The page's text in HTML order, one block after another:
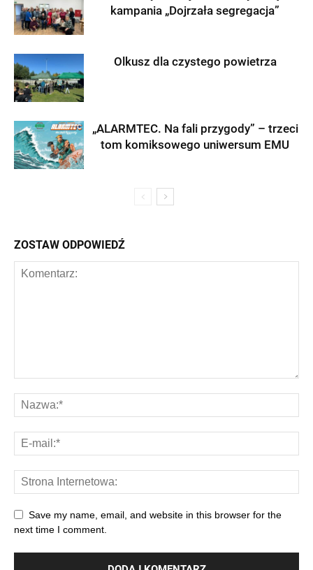
kampania „Dojrzała segregacja”
Olkusz dla czystego powietrza
„ALARMTEC. Na fali przygody” – trzeci
tom komiksowego uniwersum EMU
ZOSTAW ODPOWIEDŹ
Save my name, email, and website in this browser for the
next time I comment.